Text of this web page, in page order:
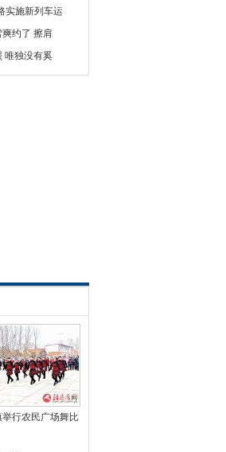
实施新列车运
约了 擦肩
唯独没有奚
举行农民广场舞比